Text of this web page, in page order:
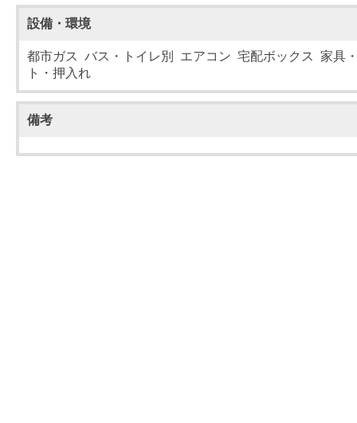
設備・環境
都市ガス バス・トイレ別 エアコン 宅配ボックス 家具
ト・押入れ
備考